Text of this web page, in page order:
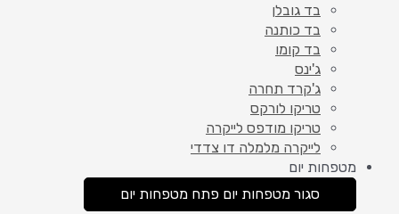
בד גובלן
בד כותנה
בד קומו
ג'ינס
ג'קרד תחרה
טריקו לורקס
טריקו מודפס לייקרה
לייקרה מלמלה דו צדדי
מטפחות יום
סגור מטפחות יום פתח מטפחות יום